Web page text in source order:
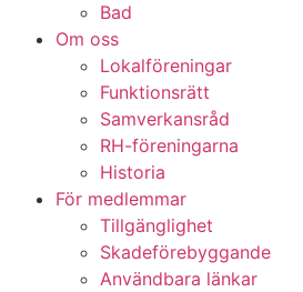
Bad
Om oss
Lokalföreningar
Funktionsrätt
Samverkansråd
RH-föreningarna
Historia
För medlemmar
Tillgänglighet
Skadeförebyggande
Användbara länkar